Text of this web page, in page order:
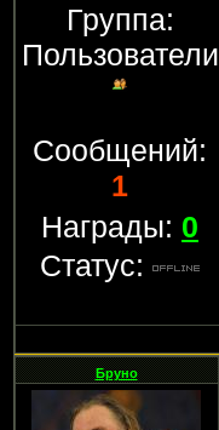
Группа:
Пользователи
Сообщений:
1
Награды: 0
Статус:
Бруно